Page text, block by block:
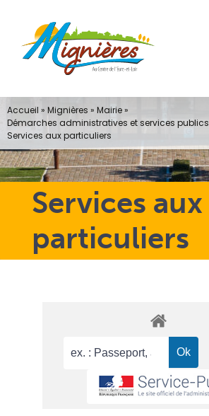
contenu
Services aux
particuliers
Accueil » Mignières » Mairie»
Démarches administratives et services publics
Services aux particuliers